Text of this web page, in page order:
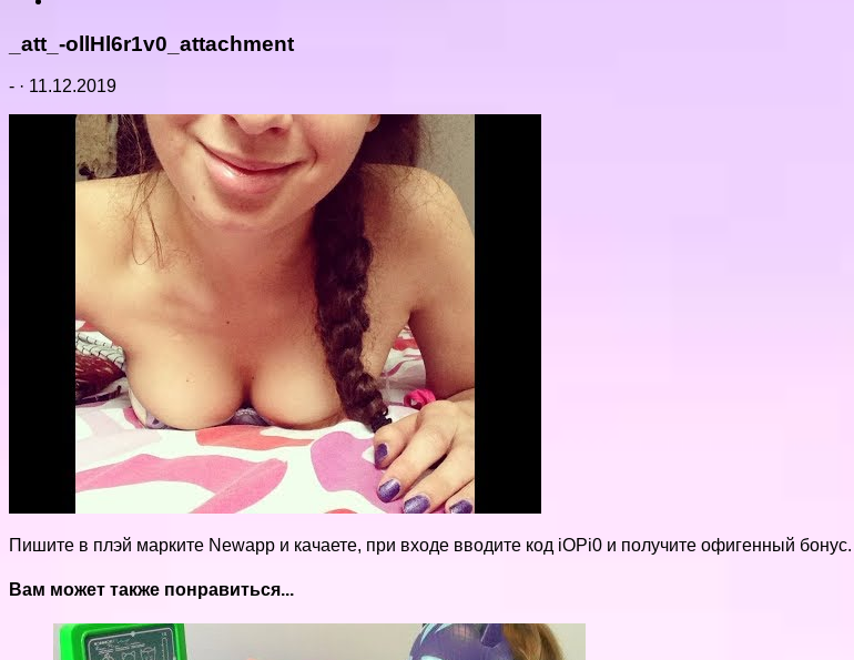
_att_-ollHl6r1v0_attachment
- · 11.12.2019
Пишите в плэй марките Newapp и качаете, при входе вводите код iOPi0 и получите офигенный бонус.
Вам может также понравиться...